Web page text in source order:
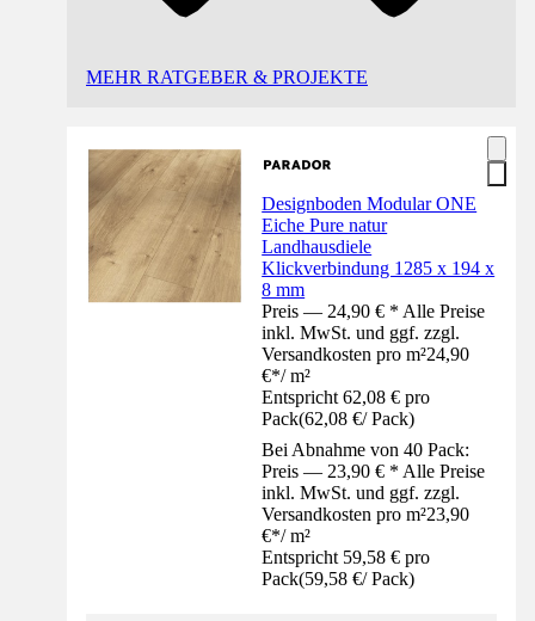
MEHR RATGEBER & PROJEKTE
Designboden Modular ONE
Eiche Pure natur
Landhausdiele
Klickverbindung 1285 x 194 x
8 mm
Preis — 24,90 € * Alle Preise
inkl. MwSt. und ggf. zzgl.
Versandkosten pro m²24,90
€*/ m²
Entspricht 62,08 € pro
Pack(62,08 €/ Pack)
Bei Abnahme von 40 Pack:
Preis — 23,90 € * Alle Preise
inkl. MwSt. und ggf. zzgl.
Versandkosten pro m²23,90
€*/ m²
Entspricht 59,58 € pro
Pack(59,58 €/ Pack)